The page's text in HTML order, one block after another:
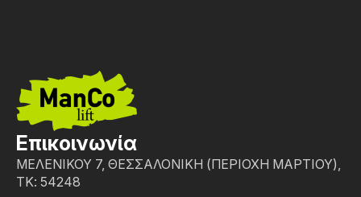
Επικοινωνία
ΜΕΛΕΝΙΚΟΥ 7, ΘΕΣΣΑΛΟΝΙΚΗ (ΠΕΡΙΟΧΗ ΜΑΡΤΙΟΥ),
ΤΚ: 54248